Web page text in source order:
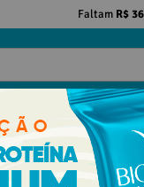
Faltam R$
EMAGRECIMENTO
picolinato de cromo